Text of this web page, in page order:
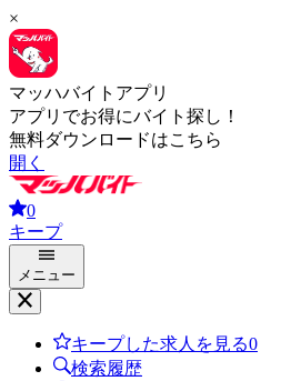
×
マッハバイトアプリ
アプリでお得にバイト探し！
無料ダウンロードはこちら
開く
0
キープ
メニュー
キープした求人を見る0
検索履歴